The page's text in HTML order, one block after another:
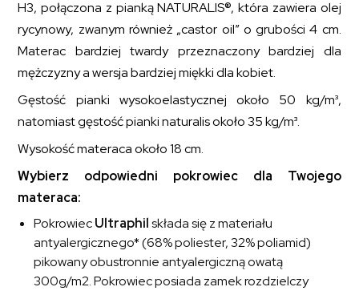
H3, połączona z pianką NATURALIS®, która zawiera olej
rycynowy, zwanym również „castor oil” o grubości 4 cm.
Materac bardziej twardy przeznaczony bardziej dla
mężczyzny a wersja bardziej miękki dla kobiet.
Gęstość pianki wysokoelastycznej około 50 kg/m³,
natomiast gęstość pianki naturalis około 35 kg/m³.
Wysokość materaca około 18 cm.
Wybierz odpowiedni pokrowiec dla Twojego
materaca:
PokrowiecUltraphilskłada się z materiału
antyalergicznego* (68% poliester, 32% poliamid)
pikowany obustronnie antyalergiczną owatą
300g/m2. Pokrowiec posiada zamek rozdzielczy